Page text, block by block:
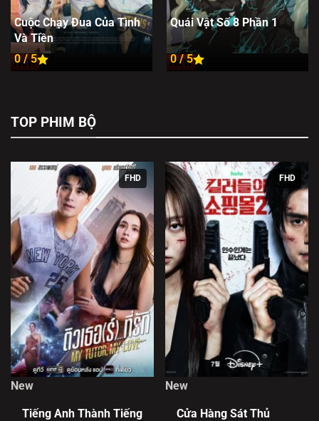
New
Cuộc Chạy Đua Của Tình
Và Tiền
0 / 5
New
Quái Vật Số 8 Phần 1
0 / 5
TOP PHIM BỘ
FHD
New
Tiếng Anh Thành Tiếng
FHD
New
Cửa Hàng Sát Thủ